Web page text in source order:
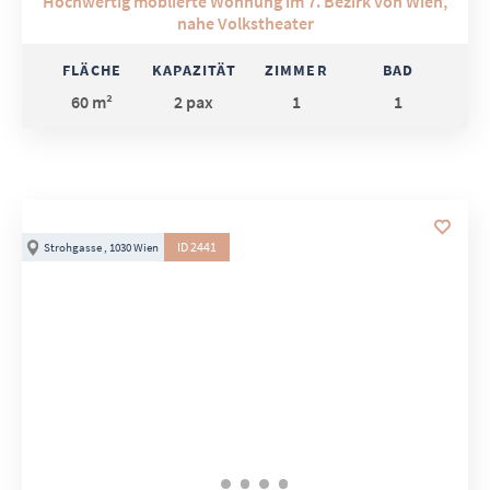
nahe Volkstheater
FLÄCHE
60 m²
KAPAZITÄT
2 pax
ZIMMER
1
BAD
1
Strohgasse , 1030 Wien ID 2441